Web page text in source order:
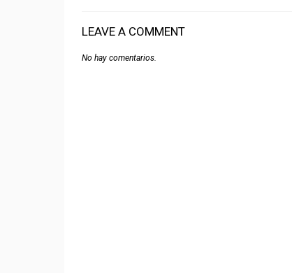
LEAVE A COMMENT
No hay comentarios.